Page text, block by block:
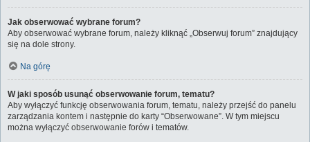
Jak obserwować wybrane forum?
Aby obserwować wybrane forum, należy kliknąć „Obserwuj forum” znajdujący
się na dole strony.
Na górę
W jaki sposób usunąć obserwowanie forum, tematu?
Aby wyłączyć funkcję obserwowania forum, tematu, należy przejść do panelu
zarządzania kontem i następnie do karty “Obserwowane”. W tym miejscu
można wyłączyć obserwowanie forów i tematów.